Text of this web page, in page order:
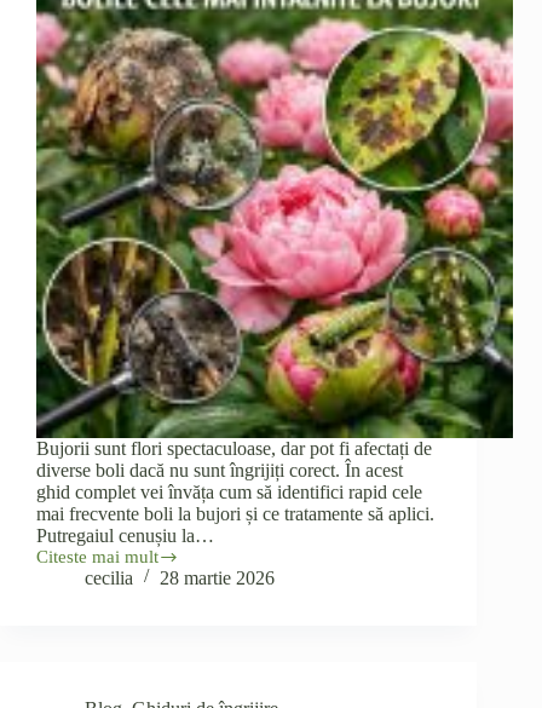
Bujorii sunt flori spectaculoase, dar pot fi afectați de
diverse boli dacă nu sunt îngrijiți corect. În acest
ghid complet vei învăța cum să identifici rapid cele
mai frecvente boli la bujori și ce tratamente să aplici.
Putregaiul cenușiu la…
Citeste mai mult
Cele
cecilia 28 martie 2026